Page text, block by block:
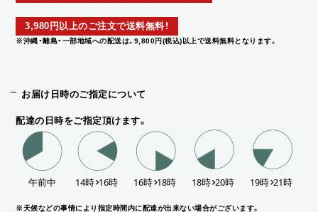
3,980円以上のご注文で送料無料！
※沖縄・離島・一部地域への配送は、9,800円(税込)以上で送料無料となります。
お届け日時のご指定について
配達の日時をご指定頂けます。
※天候などの事情により指定時間内に配達が出来ない場合がございます。